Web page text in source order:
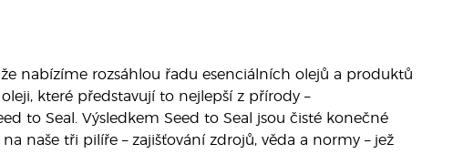
nabízíme rozsáhlou řadu esenciálních olejů a produktů
které představují to nejlepší z přírody –
to Seal. Výsledkem Seed to Seal jsou čisté konečné
naše tři pilíře – zajišťování zdrojů, věda a normy – jež